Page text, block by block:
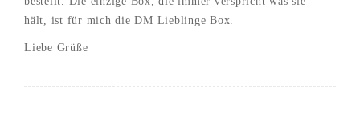
hält, ist für mich die DM Lieblinge Box.
Liebe Grüße